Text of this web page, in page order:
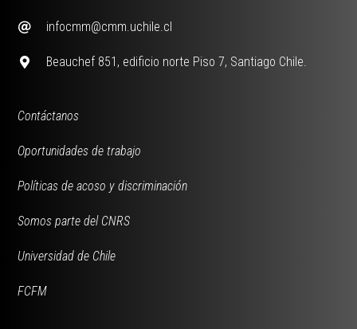
infocmm@cmm.uchile.cl
Beauchef 851, edificio norte Piso 7, Santiago Chile.
Contáctanos
Oportunidades de trabajo
Políticas de acoso y discriminación
Somos parte del CNRS
Universidad de Chile
FCFM